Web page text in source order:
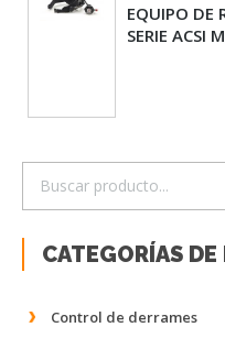
EQUIPO DE
SERIE ACSI
CATEGORÍAS
Control de derrames